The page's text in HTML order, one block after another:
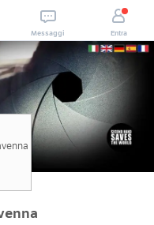
Messaggi Entra